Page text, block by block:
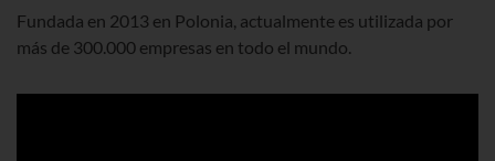
Fundada en 2013 en Polonia, actualmente es utilizada por
más de 300.000 empresas en todo el mundo.